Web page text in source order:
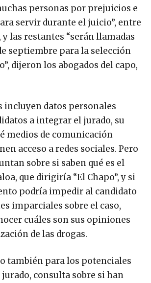
personas por prejuicios e
servir durante el juicio”, entre
y las restantes “serán llamadas
septiembre para la selección
dijeron los abogados del capo,
incluyen datos personales
a integrar el jurado, su
medios de comunicación
acceso a redes sociales. Pero
sobre si saben qué es el
que dirigiría “El Chapo”, y si
podría impedir al candidato
imparciales sobre el caso,
cuáles son sus opiniones
de las drogas.
también para los potenciales
consulta sobre si han